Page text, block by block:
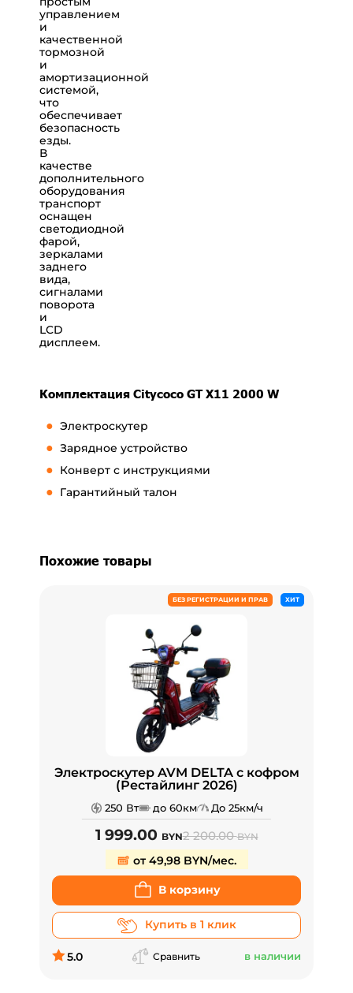
управлением
и
качественной
тормозной
и
амортизационной
системой,
что
обеспечивает
безопасность
езды.
В
качестве
дополнительного
оборудования
транспорт
оснащен
светодиодной
фарой,
зеркалами
заднего
вида,
сигналами
поворота
и
LCD
дисплеем.
Комплектация Citycoco GT X11 2000 W
Электроскутер
Зарядное устройство
Конверт с инструкциями
Гарантийный талон
Похожие товары
БЕЗ РЕГИСТРАЦИИ И ПРАВ ХИТ
Электроскутер AVM DELTA с кофром
(Рестайлинг 2026)
250 Вт до 60км До 25км/ч
1 999.00 BYN2 200.00BYN
от 49,98 BYN/мес.
В корзину
Купить в 1 клик
5.0 Сравнить в наличии